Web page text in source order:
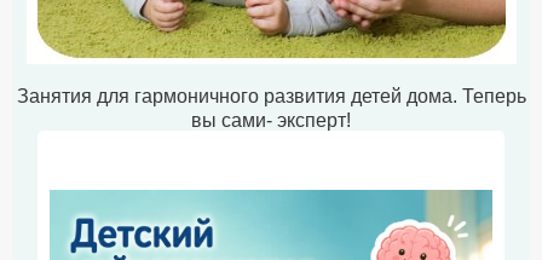
Занятия для гармоничного развития детей дома. Теперь
вы сами- эксперт!